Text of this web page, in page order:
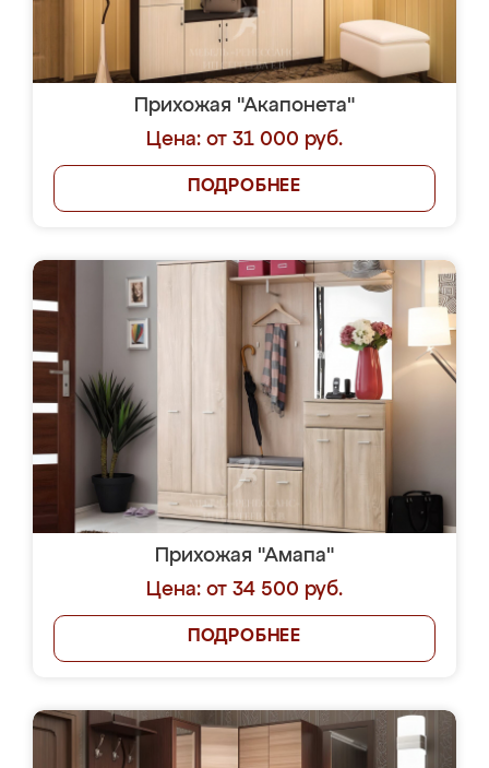
Прихожая "Акапонета"
Цена: от 31 000 руб.
ПОДРОБНЕЕ
Прихожая "Амапа"
Цена: от 34 500 руб.
ПОДРОБНЕЕ